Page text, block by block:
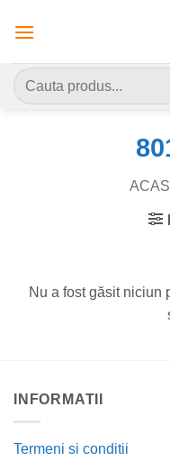
Caută
după:
Nu a fost găsit niciun
INFORMATII
Termeni si conditii